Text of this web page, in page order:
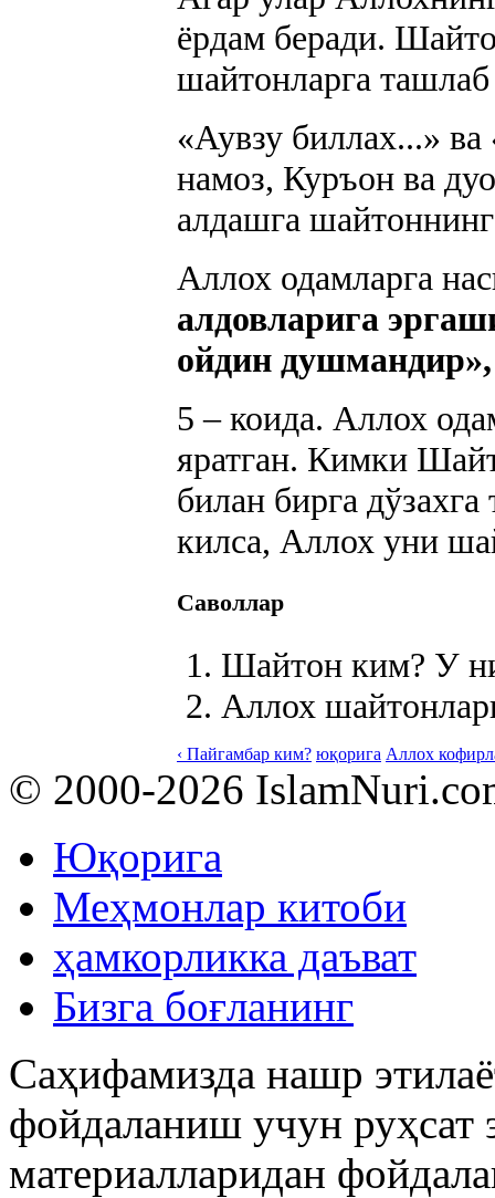
ёрдам беради.
шайтонларга
«Аувзу биллах...»
намоз, Куръон ва
алдашга
Аллох одамларга
алдовларига
ойдин
5 – коида. Аллох
яратган. Кимки
билан бирга
килса, Аллох уни
Саволлар
Шайтон ким? У
Аллох
‹ Пайгамбар ким? юқорига Аллох
© 2000-2026
Юқорига
Меҳмонлар китоби
ҳамкорликка даъват
Бизга боғланинг
Саҳифамизда нашр
фойдаланиш учун руҳсат
материалларидан